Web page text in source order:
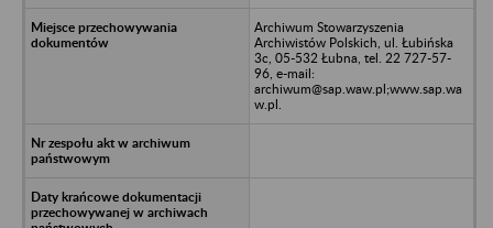
Archiwum Stowarzyszenia
Archiwistów Polskich, ul. Łubińska
3c, 05-532 Łubna, tel. 22 727-57-
96, e-mail:
archiwum@sap.waw.pl;www.sap.wa
w.pl.